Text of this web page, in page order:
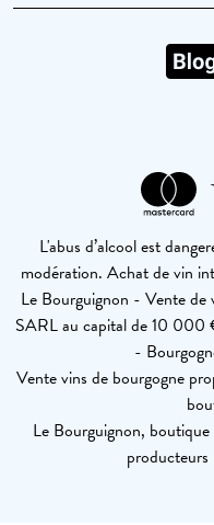
L'abus d’alcool est
modération. Achat de vin
Le Bourguignon - Vente
SARL au capital de 10
-
Vente vins de bourgogne
Le Bourguignon,